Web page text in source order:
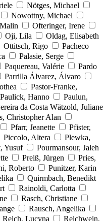
Nötges, Michael
Nowottny, Michael
Ofteringer, Irene
Oji, Lila
Oldag, Elisabeth
Ottitsch, Rigo
Pacheco
Palasie, Serge
Paquereau, Valérie
Pardo
Parrilla Álvarez, Álvaro
Pastor-Franke,
Paulick, Hanno
Paulun,
da Costa Wätzold, Juliane
Christopher Alan
Pfarr, Jeanette
Pfister,
Piccolo, Altera
Plewka,
Yusuf
Pourmansour, Jaleh
Preiß, Jürgen
Pries,
Roberto
Punitzer, Karin
Quirmbach, Benedikt
Rainoldi, Carlotta
Rasch, Christiane
Rausch, Angelika
Reich, Lucyna
Reichwein,